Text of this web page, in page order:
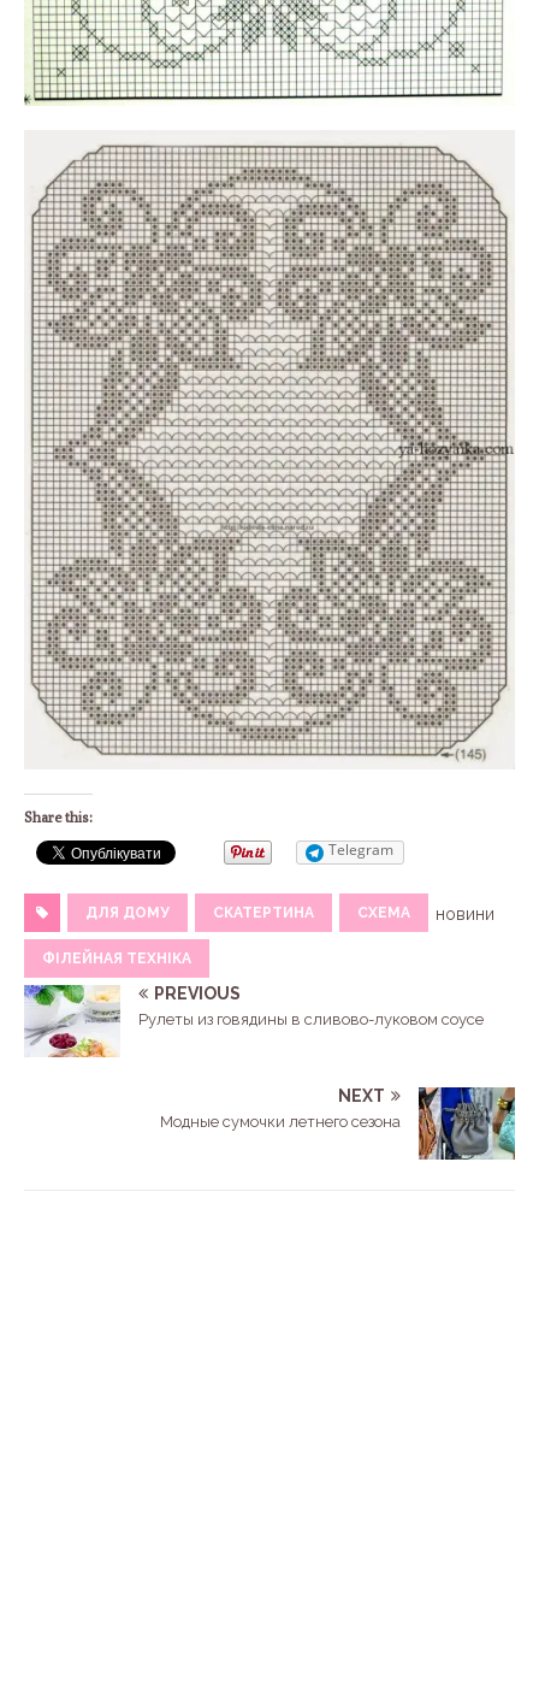
Share this:
Telegram
ДЛЯ ДОМУ СКАТЕРТИНА СХЕМА
ФІЛЕЙНАЯ ТЕХНІКА
новини
PREVIOUS
Рулеты из говядины в сливово-луковом соусе
NEXT
Модные сумочки летнего сезона